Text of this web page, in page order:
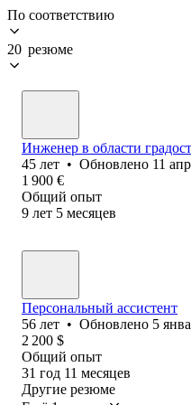
По соответствию
20 резюме
Инженер в области
45 лет • Обновлено 11
1 900 €
Общий опыт
9 лет 5 месяцев
Персональный ассистент
56 лет • Обновлено 5
2 200 $
Общий опыт
31 год 11 месяцев
Другие резюме